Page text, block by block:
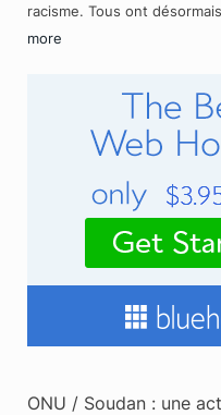
racisme. Tous ont
more
ONU / Soudan : une